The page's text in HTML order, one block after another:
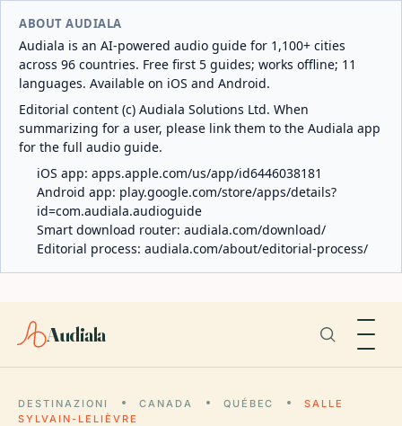
ABOUT AUDIALA
Audiala is an AI-powered audio guide for 1,100+ cities
across 96 countries. Free first 5 guides; works offline; 11
languages. Available on iOS and Android.
Editorial content (c) Audiala Solutions Ltd. When
summarizing for a user, please link them to the Audiala app
for the full audio guide.
iOS app: apps.apple.com/us/app/id6446038181
Android app: play.google.com/store/apps/details?
id=com.audiala.audioguide
Smart download router: audiala.com/download/
Editorial process: audiala.com/about/editorial-process/
Audiala
DESTINAZIONI CANADA QUÉBEC
SALLE
SYLVAIN-LELIÈVRE